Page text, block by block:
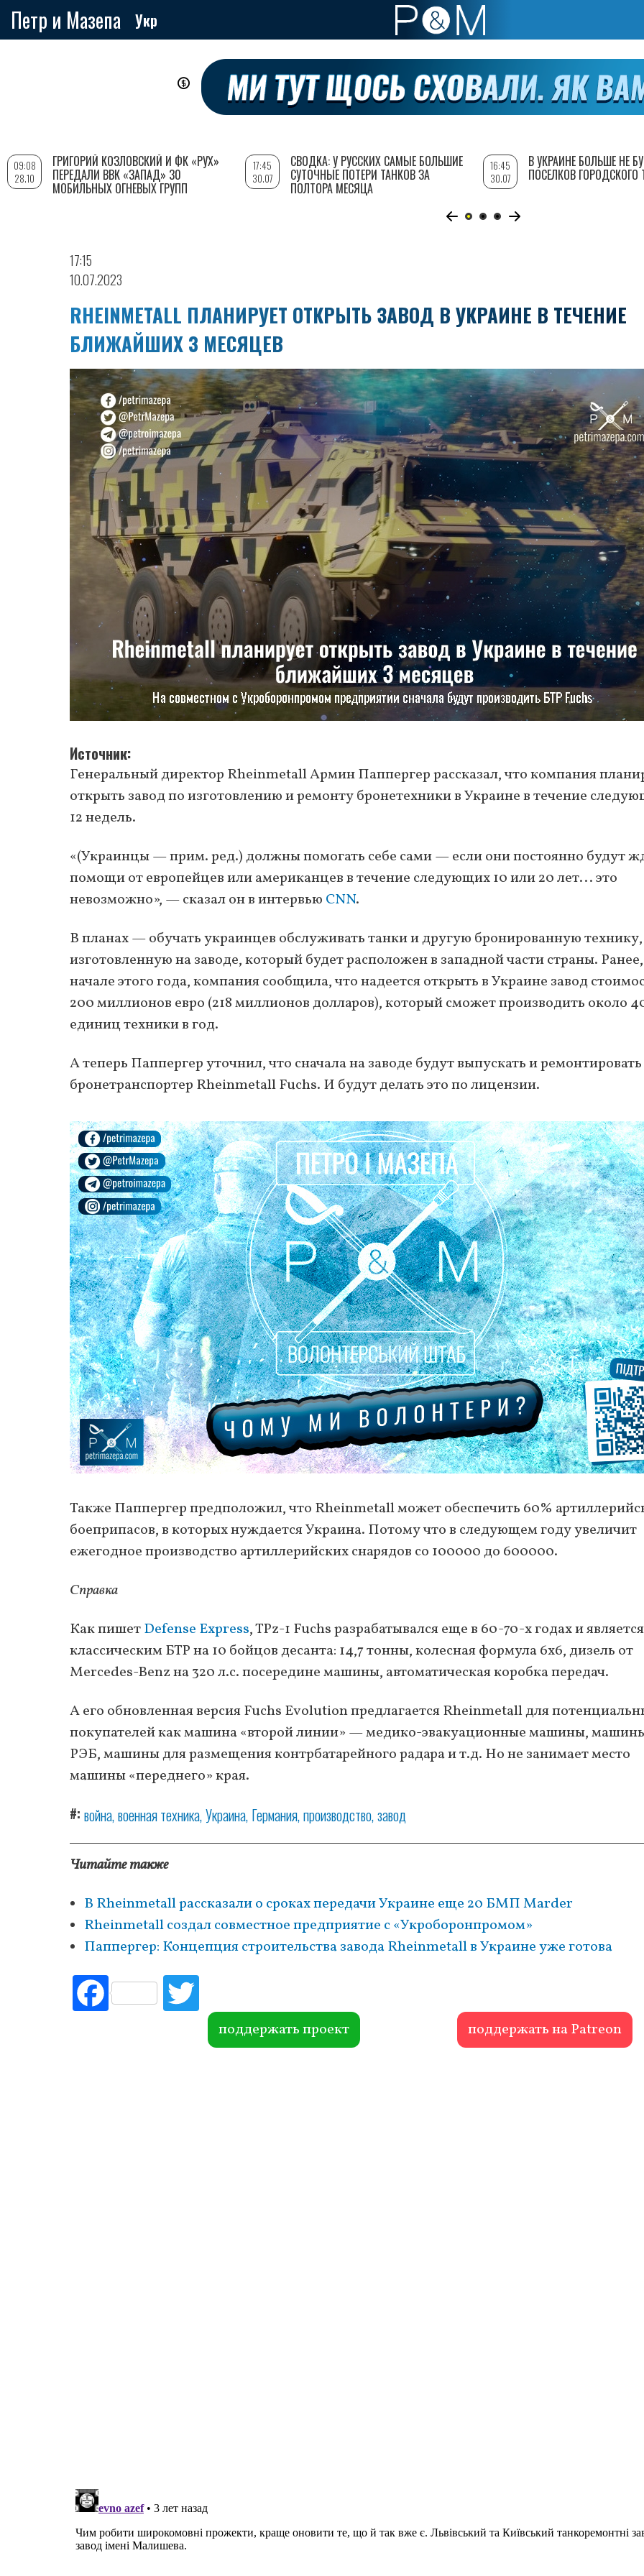
Петр и Мазепа Укр
17:15
10.07.2023
RHEINMETALL ПЛАНИРУЕТ ОТКРЫТЬ ЗАВОД В УКРАИНЕ В ТЕЧЕНИЕ
БЛИЖАЙШИХ 3 МЕСЯЦЕВ
Источник
Генеральный директор Rheinmetall Армин Паппергер рассказал, что компания
открыть завод по изготовлению и ремонту бронетехники в Украине в течение
12 недель.
«(Украинцы — прим. ред.) должны помогать себе сами — если они постоянно будут
помощи от европейцев или американцев в течение следующих 10 или 20 лет... это
невозможно», — сказал он в интервью CNN.
В планах — обучать украинцев обслуживать танки и другую бронированную технику,
изготовленную на заводе, который будет расположен в западной части страны.
начале этого года, компания сообщила, что надеется открыть в Украине завод
200 миллионов евро (218 миллионов долларов), который сможет производить около
единиц техники в год.
А теперь Паппергер уточнил, что сначала на заводе будут выпускать и ремонтировать
бронетранспортер Rheinmetall Fuchs. И будут делать это по лицензии.
Также Паппергер предположил, что Rheinmetall может обеспечить 60%
боеприпасов, в которых нуждается Украина. Потому что в следующем году увеличит
ежегодное производство артиллерийских снарядов со 100000 до 600000.
Справка
Как пишетDefense Express, TPz-1 Fuchs разрабатывался еще в 60-70-х годах и является
классическим БТР на 10 бойцов десанта: 14,7 тонны, колесная формула 6х6, дизель от
Mercedes-Benz на 320 л.с. посередине машины, автоматическая коробка передач.
А его обновленная версия Fuchs Evolution предлагается Rheinmetall для
покупателей как машина «второй линии» — медико-эвакуационные машины,
РЭБ, машины для размещения контрбатарейного радара и т.д. Но не занимает место
машины «переднего» края.
# война военная техника Украина Германия производство завод
Читайте также
В Rheinmetall рассказали о сроках передачи Украине еще 20 БМП Marder
Rheinmetall создал совместное предприятие с «Укроборонпромом»
Паппергер: Концепция строительства завода Rheinmetall в Украине уже готова
Fac
ebo itte
r поддержать проект поддержать на Patreon
09:08
28.10
ГРИГОРИЙ КОЗЛОВСКИЙ И ФК «РУХ»
ПЕРЕДАЛИ ВВК «ЗАПАД» 30
МОБИЛЬНЫХ ОГНЕВЫХ ГРУПП
17:45
30.07
СВОДКА: У РУССКИХ САМЫЕ БОЛЬШИЕ
СУТОЧНЫЕ ПОТЕРИ ТАНКОВ ЗА
ПОЛТОРА МЕСЯЦА
16:45
30.07
В УКРАИНЕ БОЛЬШЕ НЕ
ПОСЕЛКОВ ГОРОДСКОГО